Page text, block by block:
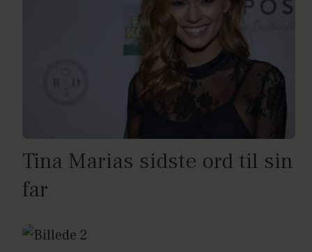
Tina Marias sidste ord til sin
far